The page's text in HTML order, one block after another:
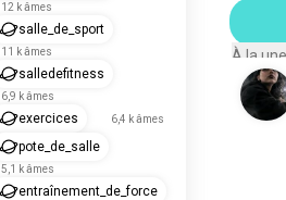
12 k âmes
salle_de_sport
11 k âmes
salledefitness
6,9 k âmes
exercices 6,4 k âmes
pote_de_salle
5,1 k âmes
entraînement_de_force
À la